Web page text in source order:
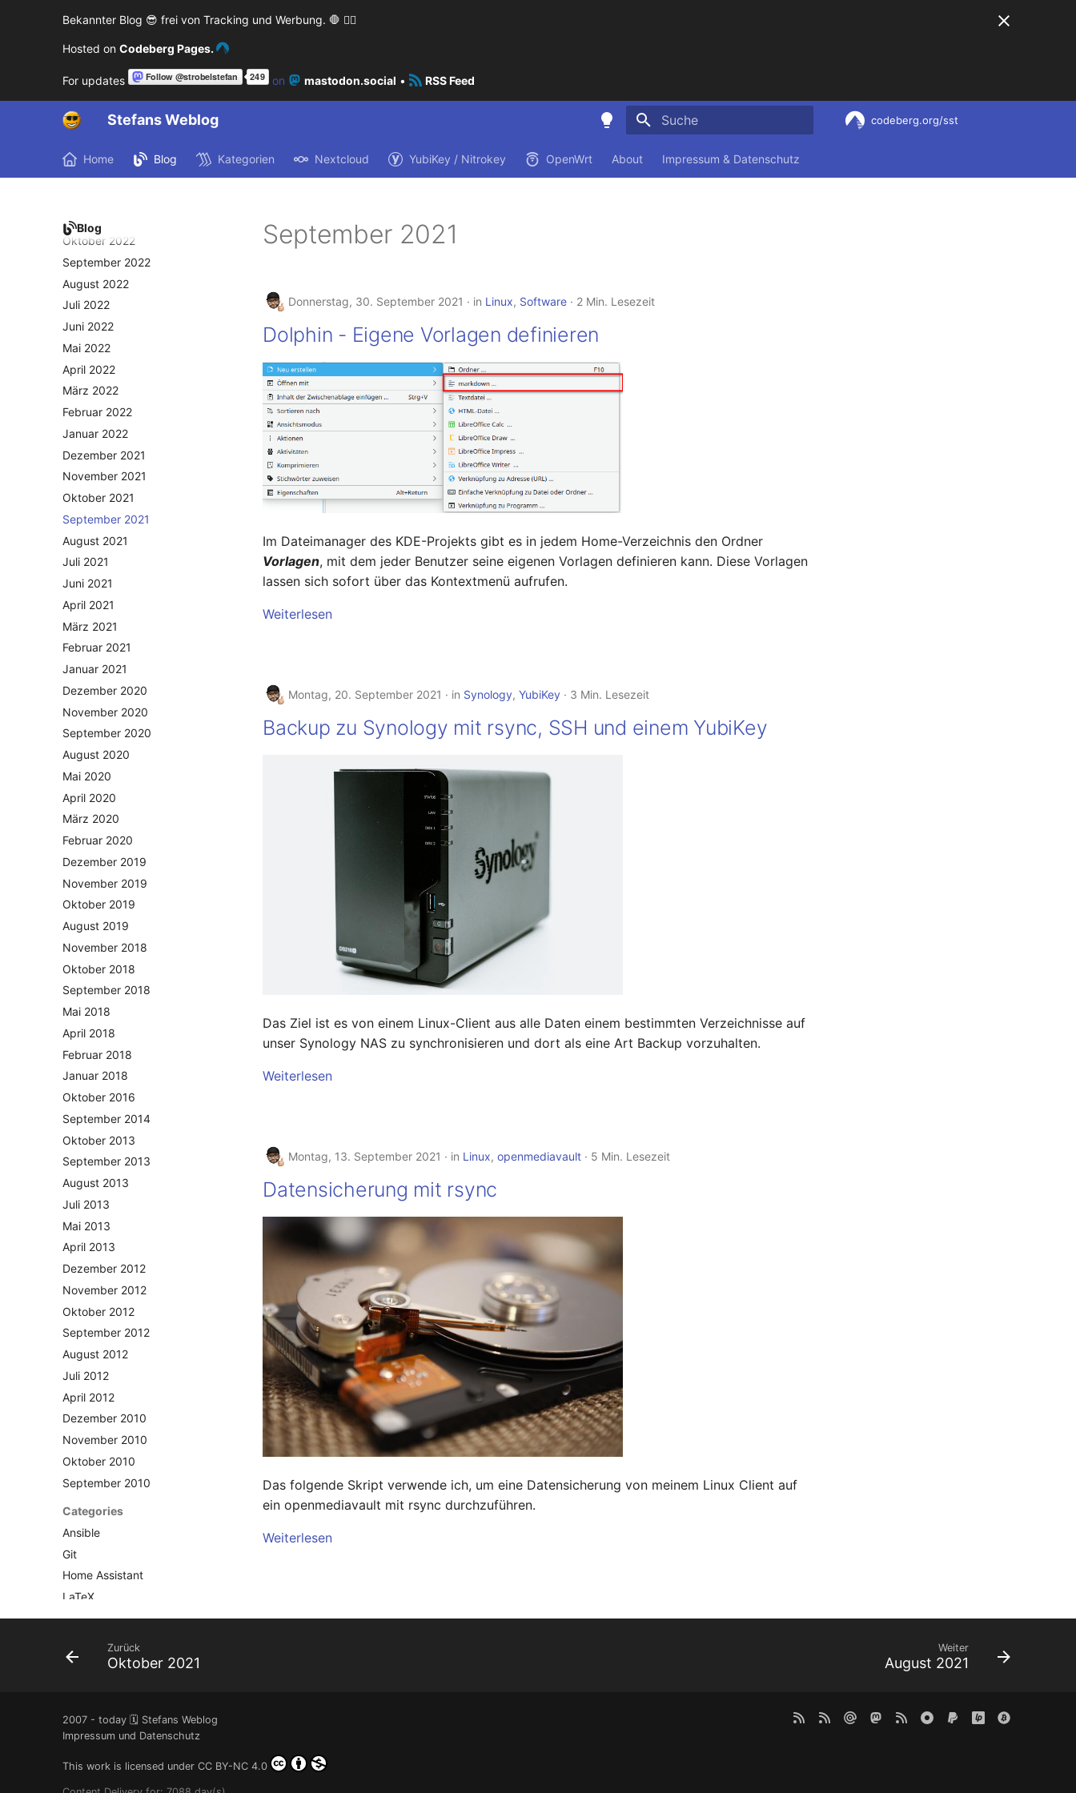
Bekannter Blog 😎 frei von Tracking und Werbung. 🛑 🙅‍♂️
Hosted on Codeberg Pages.
For updates on mastodon.social • RSS Feed
Stefans Weblog codeberg.org/sst
Home Blog Kategorien Nextcloud YubiKey / Nitrokey OpenWrt About Impressum & Datenschutz
Blog
September 2023
August 2023
Mai 2023
April 2023
März 2023
Februar 2023
Januar 2023
November 2022
Oktober 2022
September 2022
August 2022
Juli 2022
Juni 2022
Mai 2022
April 2022
März 2022
Februar 2022
Januar 2022
Dezember 2021
November 2021
Oktober 2021
September 2021
August 2021
Juli 2021
Juni 2021
April 2021
März 2021
Februar 2021
Januar 2021
Dezember 2020
November 2020
September 2020
August 2020
Mai 2020
April 2020
März 2020
Februar 2020
Dezember 2019
November 2019
Oktober 2019
August 2019
November 2018
Oktober 2018
September 2018
Mai 2018
April 2018
Februar 2018
Januar 2018
Oktober 2016
September 2014
Oktober 2013
September 2013
August 2013
Juli 2013
Mai 2013
April 2013
Dezember 2012
November 2012
Oktober 2012
September 2012
August 2012
Juli 2012
April 2012
Dezember 2010
November 2010
Oktober 2010
September 2010
Categories
Ansible
Git
Home Assistant
LaTeX
Linux
Nextcloud
Pi-hole
Qubes OS
Raspberry-Pi
Software
September 2021
Donnerstag, 30. September 2021 in Linux, Software 2 Min. Lesezeit
Dolphin - Eigene Vorlagen definieren
Im Dateimanager des KDE-Projekts gibt es in jedem Home-Verzeichnis den Ordner
Vorlagen, mit dem jeder Benutzer seine eigenen Vorlagen definieren kann. Diese Vorlagen
lassen sich sofort über das Kontextmenü aufrufen.
Weiterlesen
Montag, 20. September 2021 in Synology, YubiKey 3 Min. Lesezeit
Backup zu Synology mit rsync, SSH und einem YubiKey
Das Ziel ist es von einem Linux-Client aus alle Daten einem bestimmten Verzeichnisse auf
unser Synology NAS zu synchronisieren und dort als eine Art Backup vorzuhalten.
Weiterlesen
Montag, 13. September 2021 in Linux, openmediavault 5 Min. Lesezeit
Datensicherung mit rsync
Das folgende Skript verwende ich, um eine Datensicherung von meinem Linux Client auf
ein openmediavault mit rsync durchzuführen.
Weiterlesen
Zurück
Oktober 2021
Weiter
August 2021
2007 - today 🗓️ Stefans Weblog
Impressum und Datenschutz
This work is licensed under CC BY-NC 4.0